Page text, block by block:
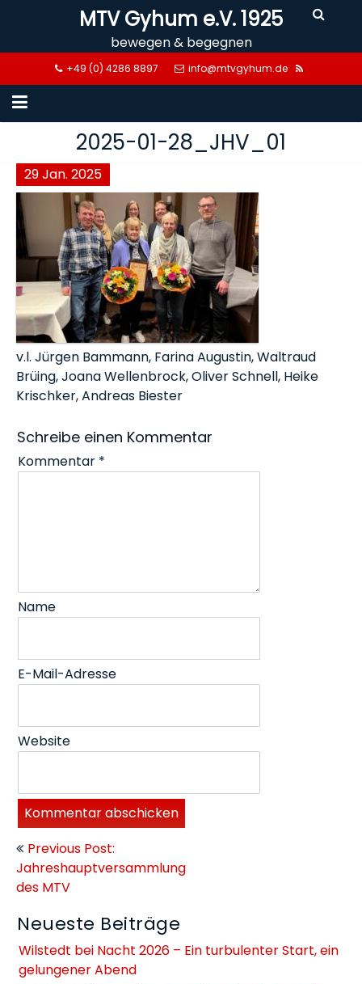
MTV Gyhum e.V. 1925
bewegen & begegnen
+49 (0) 4286 8897 info@mtvgyhum.de
2025-01-28_JHV_01
29Jan.2025
v.l. Jürgen Bammann, Farina Augustin, Waltraud
Brüing, Joana Wellenbrock, Oliver Schnell, Heike
Krischker, Andreas Biester
Schreibe einen Kommentar
Kommentar *
Name
E-Mail-Adresse
Website
Beitragsnavigation
Previous Post:
Jahreshauptversammlung
des MTV
Neueste Beiträge
Wilstedt bei Nacht 2026 – Ein turbulenter Start, ein
gelungener Abend